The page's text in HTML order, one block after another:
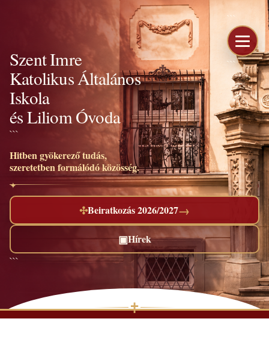
```
```
Szent Imre
Katolikus Általános
Iskola
és Liliom Óvoda
```
Hitben gyökerező tudás,
szeretetben formálódó közösség.
✣Beiratkozás 2026/2027→
▣Hírek
```
✝